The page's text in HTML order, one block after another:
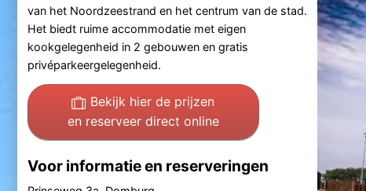
van het Noordzeestrand en het centrum van de stad.
Het biedt ruime accommodatie met eigen
kookgelegenheid in 2 gebouwen en gratis
privéparkeergelegenheid.
Bekijk hier de prijzen
en reserveer direct online
Voor informatie en reserveringen